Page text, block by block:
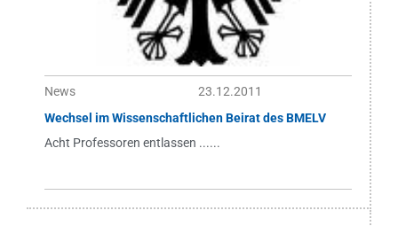
News
23.12.2011
Wechsel im Wissenschaftlichen Beirat des BMELV
Acht Professoren entlassen ......